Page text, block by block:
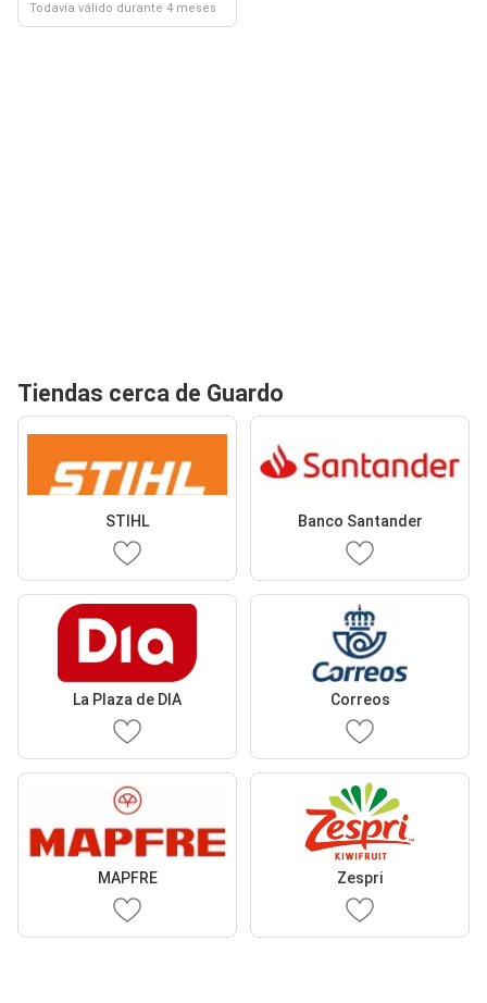
Todavía válido durante 4 meses
Tiendas cerca de Guardo
STIHL Banco Santander
La Plaza de DIA Correos
MAPFRE Zespri